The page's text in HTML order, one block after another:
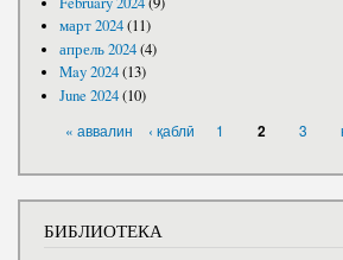
март 2024(11)
апрель 2024(4)
May 2024(13)
June 2024(10)
« аввалин ‹ қаблӣ 1 2 3
БИБЛИОТЕКА